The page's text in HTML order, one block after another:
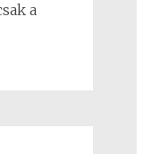
a